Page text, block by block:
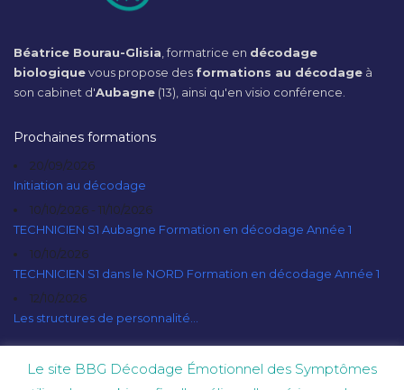
Béatrice Bourau-Glisia , formatrice en décodage
biologiquevous propose des formations au décodage à
son cabinet d'Aubagne (13), ainsi qu'en visio conférence.
Prochaines formations
20/09/2026
Initiation au décodage
10/10/2026 - 11/10/2026
TECHNICIEN S1 Aubagne Formation en décodage Année 1
10/10/2026
TECHNICIEN S1 dans le NORD Formation en décodage Année 1
12/10/2026
Les structures de personnalité...
Le site BBG Décodage Émotionnel des Symptômes